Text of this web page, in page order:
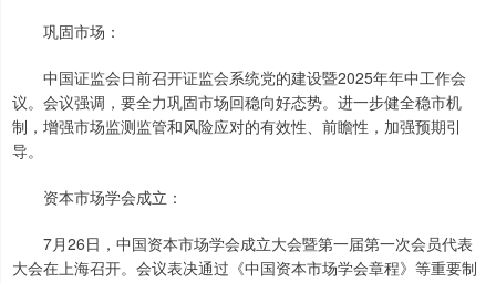
巩固市场：
中国证监会日前召开证监会系统党的建设暨2025年年中工作会
议。会议强调，要全力巩固市场回稳向好态势。进一步健全稳市机
制，增强市场监测监管和风险应对的有效性、前瞻性，加强预期引
导。
资本市场学会成立：
7月26日，中国资本市场学会成立大会暨第一届第一次会员代表
大会在上海召开。会议表决通过《中国资本市场学会章程》等重要制